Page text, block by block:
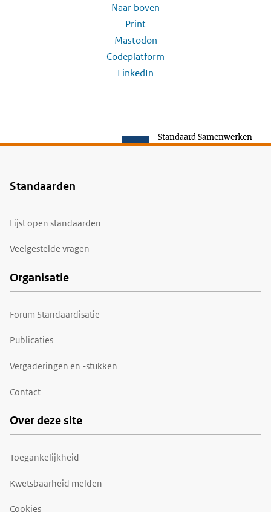
Naar boven
Print
Mastodon
Codeplatform
LinkedIn
Standaard Samenwerken
Voet
Standaarden
Lijst open standaarden
Veelgestelde vragen
Organisatie
Forum Standaardisatie
Publicaties
Vergaderingen en -stukken
Contact
Over deze site
Toegankelijkheid
Kwetsbaarheid melden
Cookies